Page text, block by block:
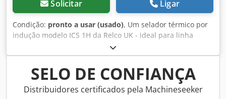
Solicitar Ligar
Condição: pronto a usar (usado), Um selador térmico por
indução modelo ICS 1H da Relco UK - ideal para linha
semi-automática ou manual de baixa velocidade com
diafragma na tampa para selar no recipiente. Chsdpfx
Amsua E Rqsuja
SELO DE CONFIANÇA
Distribuidores certificados pela Machineseeker